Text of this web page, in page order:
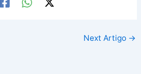
Next Artigo →